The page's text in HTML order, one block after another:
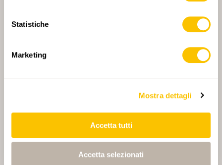
Statistiche
Marketing
Mostra dettagli
Accetta tutti
Accetta selezionati